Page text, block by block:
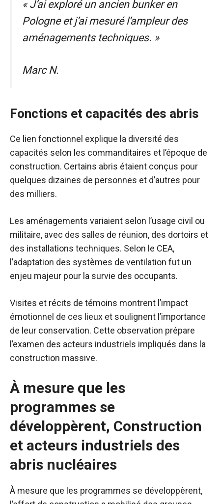
« J’ai exploré un ancien bunker en
Pologne et j’ai mesuré l’ampleur des
aménagements techniques. »
Marc N.
Fonctions et capacités des abris
Ce lien fonctionnel explique la diversité des
capacités selon les commanditaires et l’époque de
construction. Certains abris étaient conçus pour
quelques dizaines de personnes et d’autres pour
des milliers.
Les aménagements variaient selon l’usage civil ou
militaire, avec des salles de réunion, des dortoirs et
des installations techniques. Selon le CEA,
l’adaptation des systèmes de ventilation fut un
enjeu majeur pour la survie des occupants.
Visites et récits de témoins montrent l’impact
émotionnel de ces lieux et soulignent l’importance
de leur conservation. Cette observation prépare
l’examen des acteurs industriels impliqués dans la
construction massive.
À mesure que les
programmes se
développèrent, Construction
et acteurs industriels des
abris nucléaires
À mesure que les programmes se développèrent,